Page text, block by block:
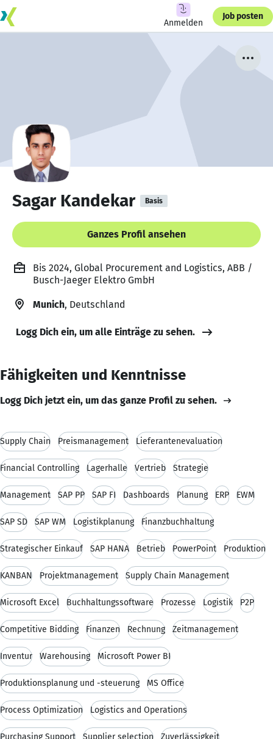
Anmelden
Job posten
Sagar Kandekar Basis
Ganzes Profil ansehen
Bis 2024, Global Procurement and Logistics, ABB /
Busch-Jaeger Elektro GmbH
Munich, Deutschland
Logg Dich ein, um alle Einträge zu sehen.
Fähigkeiten und Kenntnisse
Logg Dich jetzt ein, um das ganze Profil zu sehen.
Supply Chain Preismanagement Lieferantenevaluation
Financial Controlling Lagerhalle Vertrieb Strategie
Management SAP PP SAP FI Dashboards Planung ERP EWM
SAP SD SAP WM Logistikplanung Finanzbuchhaltung
Strategischer Einkauf SAP HANA Betrieb PowerPoint Produktion
KANBAN Projektmanagement Supply Chain Management
Microsoft Excel Buchhaltungssoftware Prozesse Logistik P2P
Competitive Bidding Finanzen Rechnung Zeitmanagement
Inventur Warehousing Microsoft Power BI
Produktionsplanung und -steuerung MS Office
Process Optimization Logistics and Operations
Purchasing Support Supplier selection Zuverlässigkeit